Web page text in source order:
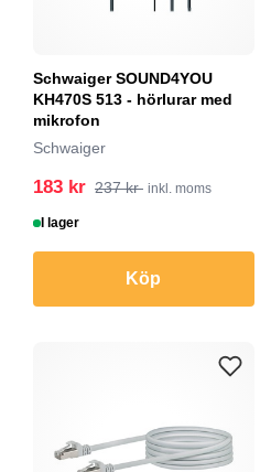
Schwaiger SOUND4YOU
KH470S 513 - hörlurar med
mikrofon
Schwaiger
183 kr 237 kr inkl. moms
I lager
Köp